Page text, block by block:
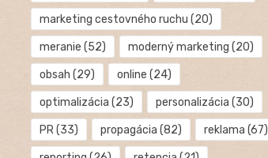
marketing cestovného ruchu (20)
meranie (52) moderný marketing (20)
obsah (29) online (24)
optimalizácia (23) personalizácia (30)
PR(33) propagácia (82) reklama (67)